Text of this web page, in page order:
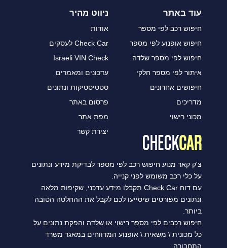
עוד באתר
חיפוש רכב לפי מספר
חיפוש אופנוע לפי מספר
חיפוש לפי מספר שלדה
איתור לפי מספר חלקי
חיפושים אחרונים
מדריכים
מכוני רישוי
ניווט מהיר
אודות
Check Car לעסקים
Israeli VIN Check
עדכונים ומאמרים
סטטיסטיקות ונתונים
פרסום באתר
מפת אתר
יצירת קשר
צ'ק קאר מנוע חיפוש רכב לפי מספר לבדיקת מידע ונתונים
על כלי רכב משומש לפני קנייה.
עם דוח Check Car תקבלו מידע עדכני, שקיפות מלאה
ונתונים מפורטים שיסייעו לכם לקבל את ההחלטה הטובה
ביותר.
חיפוש רכבים לפי מספר רישוי או שלדה והפקת נתונים על
כל מכונית \ משאית \ אופנוע המדווחים במאגר משרד
התחבורה.